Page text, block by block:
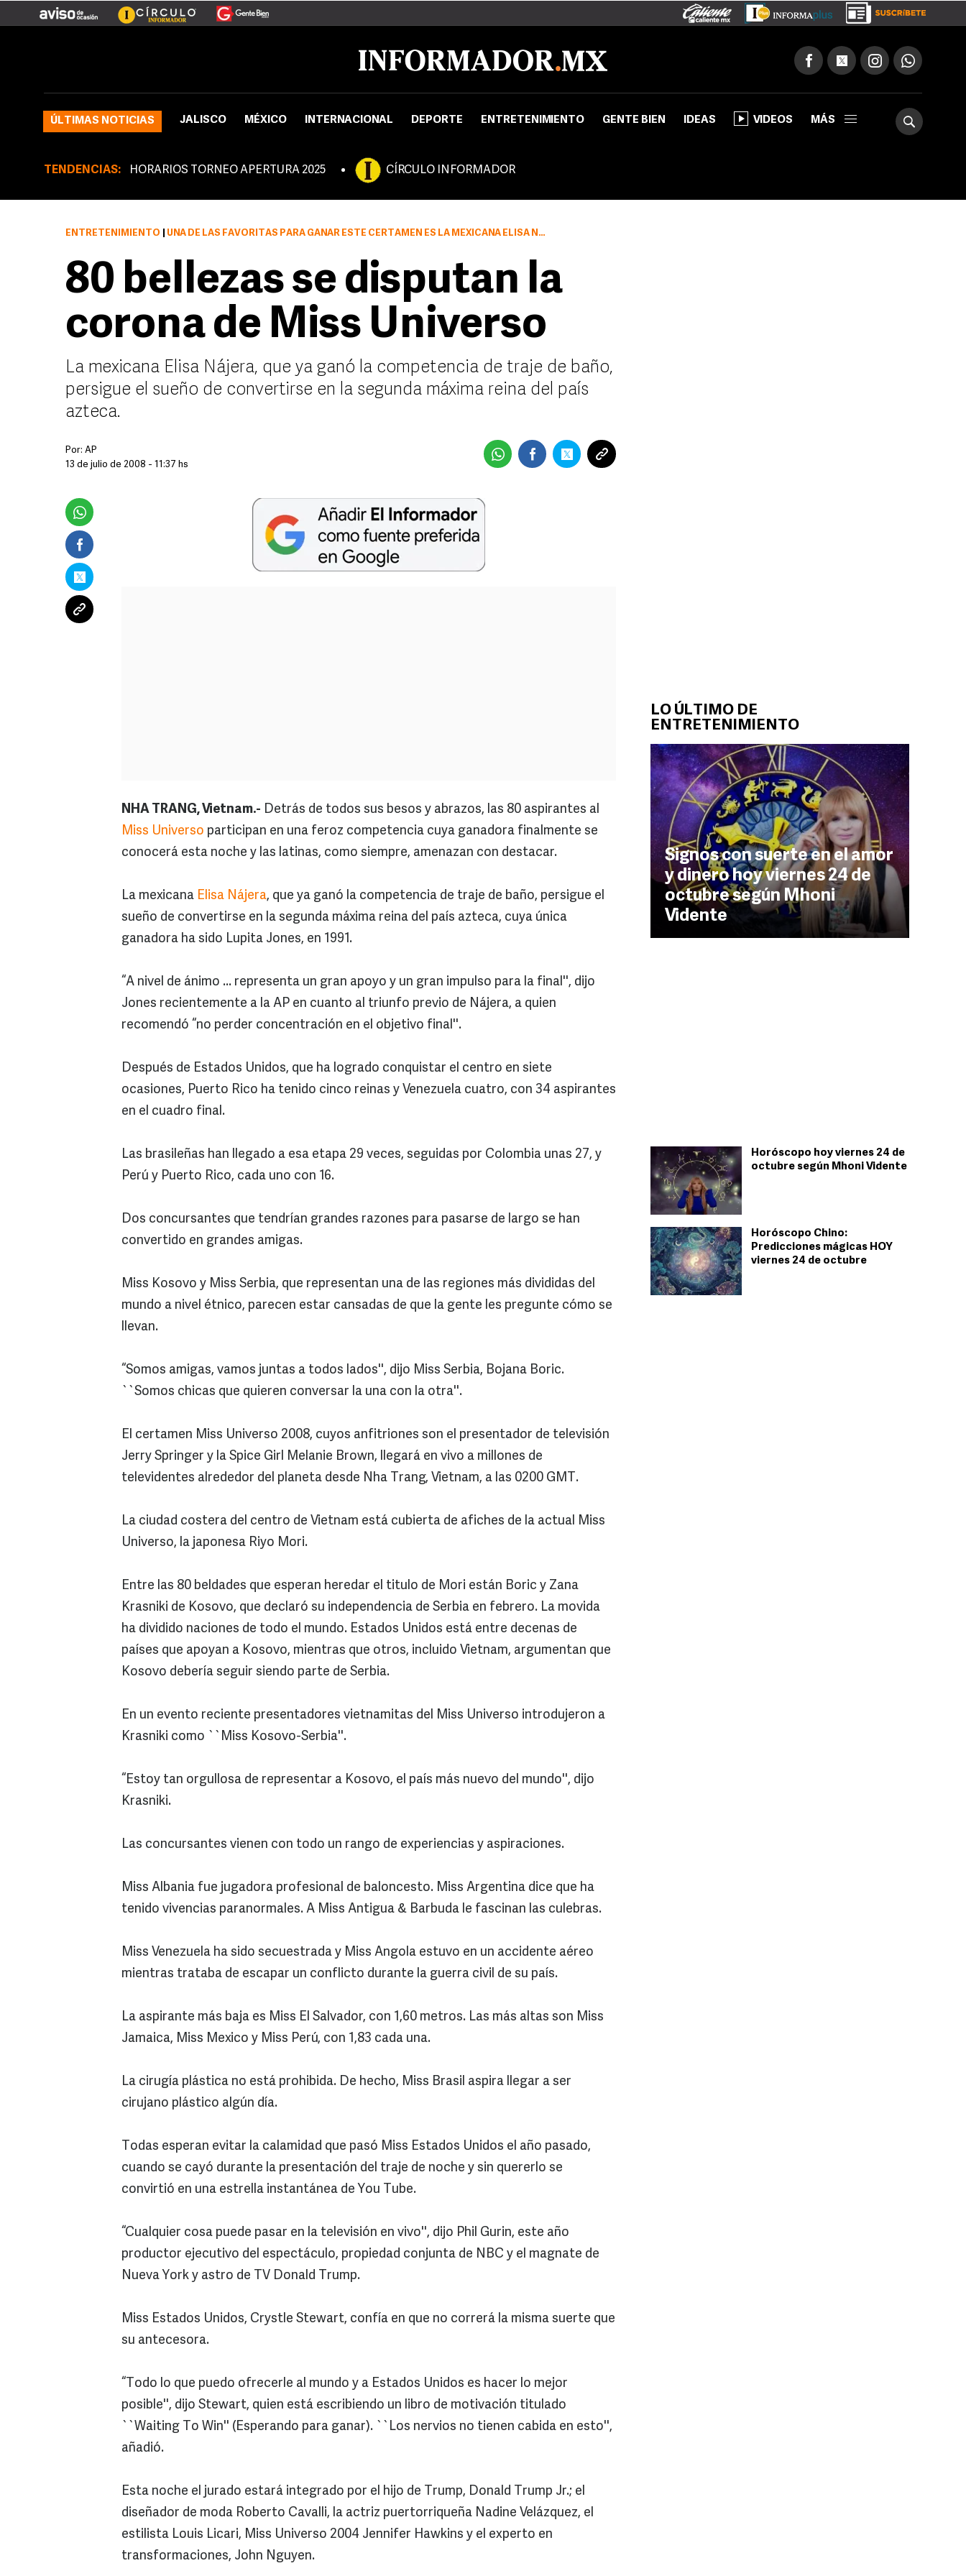
ÚLTIMAS NOTICIAS JALISCO MÉXICO INTERNACIONAL DEPORTE ENTRETENIMIENTO GENTE BIEN IDEAS VIDEOS MÁS
TENDENCIAS: HORARIOS TORNEO APERTURA 2025 CÍRCULO INFORMADOR
LO ÚLTIMO DE
ENTRETENIMIENTO
Signos con suerte en el amor
y dinero hoy viernes 24 de
octubre según Mhoni
Vidente
Horóscopo hoy viernes 24 de
octubre según Mhoni Vidente
Horóscopo Chino:
Predicciones mágicas HOY
viernes 24 de octubre
ENTRETENIMIENTO UNA DE LAS FAVORITAS PARA GANAR ESTE CERTAMEN ES LA MEXICANA ELISA NÁJERA
80 bellezas se disputan la
corona de Miss Universo
La mexicana Elisa Nájera, que ya ganó la competencia de traje de baño,
persigue el sueño de convertirse en la segunda máxima reina del país
azteca.
Por: AP
13 de julio de 2008 - 11:37 hs
NHA TRANG, Vietnam.- Detrás de todos sus besos y abrazos, las 80 aspirantes al
Miss Universo participan en una feroz competencia cuya ganadora finalmente se
conocerá esta noche y las latinas, como siempre, amenazan con destacar.
La mexicana Elisa Nájera, que ya ganó la competencia de traje de baño, persigue el
sueño de convertirse en la segunda máxima reina del país azteca, cuya única
ganadora ha sido Lupita Jones, en 1991.
“A nivel de ánimo ... representa un gran apoyo y un gran impulso para la final'', dijo
Jones recientemente a la AP en cuanto al triunfo previo de Nájera, a quien
recomendó “no perder concentración en el objetivo final''.
Después de Estados Unidos, que ha logrado conquistar el centro en siete
ocasiones, Puerto Rico ha tenido cinco reinas y Venezuela cuatro, con 34 aspirantes
en el cuadro final.
Las brasileñas han llegado a esa etapa 29 veces, seguidas por Colombia unas 27, y
Perú y Puerto Rico, cada uno con 16.
Dos concursantes que tendrían grandes razones para pasarse de largo se han
convertido en grandes amigas.
Miss Kosovo y Miss Serbia, que representan una de las regiones más divididas del
mundo a nivel étnico, parecen estar cansadas de que la gente les pregunte cómo se
llevan.
“Somos amigas, vamos juntas a todos lados'', dijo Miss Serbia, Bojana Boric.
``Somos chicas que quieren conversar la una con la otra''.
El certamen Miss Universo 2008, cuyos anfitriones son el presentador de televisión
Jerry Springer y la Spice Girl Melanie Brown, llegará en vivo a millones de
televidentes alrededor del planeta desde Nha Trang, Vietnam, a las 0200 GMT.
La ciudad costera del centro de Vietnam está cubierta de afiches de la actual Miss
Universo, la japonesa Riyo Mori.
Entre las 80 beldades que esperan heredar el titulo de Mori están Boric y Zana
Krasniki de Kosovo, que declaró su independencia de Serbia en febrero. La movida
ha dividido naciones de todo el mundo. Estados Unidos está entre decenas de
países que apoyan a Kosovo, mientras que otros, incluido Vietnam, argumentan que
Kosovo debería seguir siendo parte de Serbia.
En un evento reciente presentadores vietnamitas del Miss Universo introdujeron a
Krasniki como ``Miss Kosovo-Serbia''.
“Estoy tan orgullosa de representar a Kosovo, el país más nuevo del mundo'', dijo
Krasniki.
Las concursantes vienen con todo un rango de experiencias y aspiraciones.
Miss Albania fue jugadora profesional de baloncesto. Miss Argentina dice que ha
tenido vivencias paranormales. A Miss Antigua & Barbuda le fascinan las culebras.
Miss Venezuela ha sido secuestrada y Miss Angola estuvo en un accidente aéreo
mientras trataba de escapar un conflicto durante la guerra civil de su país.
La aspirante más baja es Miss El Salvador, con 1,60 metros. Las más altas son Miss
Jamaica, Miss Mexico y Miss Perú, con 1,83 cada una.
La cirugía plástica no está prohibida. De hecho, Miss Brasil aspira llegar a ser
cirujano plástico algún día.
Todas esperan evitar la calamidad que pasó Miss Estados Unidos el año pasado,
cuando se cayó durante la presentación del traje de noche y sin quererlo se
convirtió en una estrella instantánea de You Tube.
“Cualquier cosa puede pasar en la televisión en vivo'', dijo Phil Gurin, este año
productor ejecutivo del espectáculo, propiedad conjunta de NBC y el magnate de
Nueva York y astro de TV Donald Trump.
Miss Estados Unidos, Crystle Stewart, confía en que no correrá la misma suerte que
su antecesora.
“Todo lo que puedo ofrecerle al mundo y a Estados Unidos es hacer lo mejor
posible'', dijo Stewart, quien está escribiendo un libro de motivación titulado
``Waiting To Win'' (Esperando para ganar). ``Los nervios no tienen cabida en esto'',
añadió.
Esta noche el jurado estará integrado por el hijo de Trump, Donald Trump Jr.; el
diseñador de moda Roberto Cavalli, la actriz puertorriqueña Nadine Velázquez, el
estilista Louis Licari, Miss Universo 2004 Jennifer Hawkins y el experto en
transformaciones, John Nguyen.